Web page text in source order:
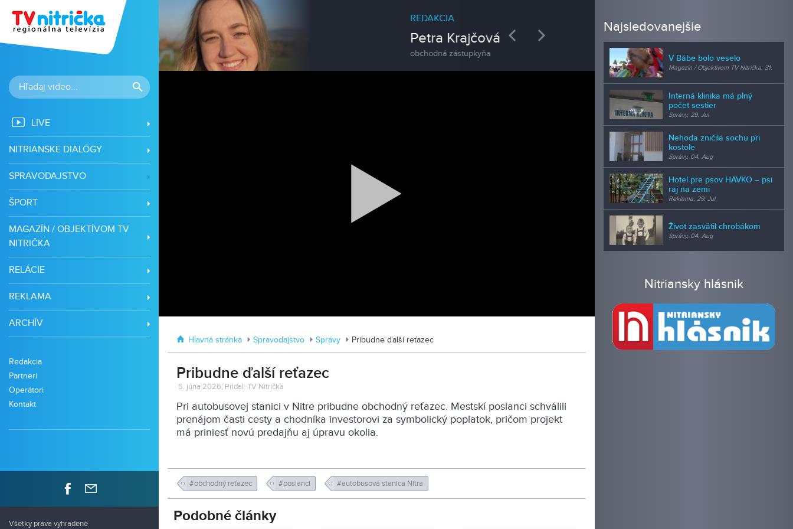
LIVE
NITRIANSKE DIALÓGY
SPRAVODAJSTVO
ŠPORT
MAGAZÍN / OBJEKTÍVOM TV
NITRIČKA
RELÁCIE
REKLAMA
ARCHÍV
Redakcia
Partneri
Operátori
Kontakt
Všetky práva vyhradené
Previous
Petra Krajčová Next
Magazín / Objektívom TV Nitrička
MDD vo Veľkom Záluží
Hlavná stránka Spravodajstvo Správy Pribudne ďalší reťazec
Pribudne ďalší reťazec
5. júna 2026, Pridal: TV Nitrička
Pri autobusovej stanici v Nitre pribudne obchodný reťazec. Mestskí poslanci schválili
prenájom časti cesty a chodníka investorovi za symbolický poplatok, pričom projekt
má priniesť novú predajňu aj úpravu okolia.
#obchodný reťazec #poslanci #autobusová stanica Nitra
Podobné články
Najsledovanejšie
V Bábe bolo veselo
Magazín / Objektívom TV Nitrička, 31.
Interná klinika má plný
počet sestier
Správy, 29. Jul
Nehoda zničila sochu pri
kostole
Správy, 04. Aug
Hotel pre psov HAVKO – psí
raj na zemi
Reklama, 29. Jul
Život zasvätil chrobákom
Správy, 04. Aug
Nitriansky hlásnik